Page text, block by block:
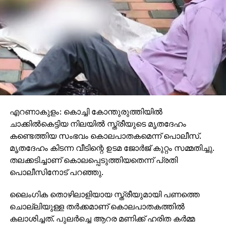
വെറുതെവിട്ടിരിക്കുന്നു. ഡല്‍ഹി സ്‌ഫോടനക്കേസുമായി
ബന്ധപ്പെട്ട് അന്വേഷണ ഏജന്‍സികള്‍ നല്‍കുന്ന
വിവരങ്ങള്‍ വായിച്ചും വിശകലനം ചെയതും രാജ്യത്തെ
മാധ്യമങ്ങള്‍ കുളം കലക്കിക്കൊണ്ടിരിക്കുമ്പോഴാണ് മുന്‍
പറഞ്ഞ വാര്‍ത്തയും നമ്മള്‍ വായിക്കുന്നത്. ഒരു
കോലാഹലവും ഇല്ലാതെ ആ വാര്‍ത്ത വന്ന വഴിക്കു
തന്നെ അപ്രത്യക്ഷമായി. ഡല്‍ഹി സ്‌ഫോടനത്തിനു
പിന്നില്‍ കശ്മീരില്‍ നിന്നുള്ള ഡോക്ടര്‍മാര്‍ എന്ന
മുസ്ലിംകളായ ഡോക്ടര്‍മാരെ മുഴുവന്‍ ഭീകരന്മാരാകാന്‍
സാധ്യതയുള്ളവരായി കരുതണമെന്ന വാദവുമായി ഒരു
മലയാളം ടി.വി ചാനല്‍ രംഗത്തെത്തിയതിനു നമ്മള്‍
സാക്ഷിയായി.
ഗാസിയബാദ് സ്‌ഫോടാനേക്കസു പോലെ
കേസുകള്‍ നമ്മുടെ മുമ്പാകെയുണ്ട്. കൊല്ലിച്ചവര്‍
അവര്‍ക്ക് വേണ്ട ഫലം കൊയ്യുകയും കൊല്ലപ്പെട്ടവര്‍
എന്തിനെന്നറിയാതെ മരിച്ചു വീഴുകയും ചെയ്ത,
എറണാകുളം: കൊച്ചി കോന്തുരുത്തിയില്‍
ചാക്കില്‍കെട്ടിയ നിലയില്‍ സ്ത്രീയുടെ മൃതദേഹം
കണ്ടെത്തിയ സംഭവം കൊലപാതകമെന്ന് പൊലീസ്.
മൃതദേഹം കിടന്ന വീടിന്റെ ഉടമ ജോര്‍ജ് കുറ്റം സമ്മതിച്ചു.
തലക്കടിച്ചാണ് കൊലപ്പെടുത്തിയതെന്ന് പ്രതി
പൊലീസിനോട് പറഞ്ഞു.
ലൈംഗിക തൊഴിലാളിയായ സ്ത്രീയുമായി പണത്തെ
ചൊല്ലിയുള്ള തര്‍ക്കമാണ് കൊലപാതകത്തില്‍
കലാശിച്ചത്. പുലര്‍ച്ചെ ആറര മണിക്ക് ഹരിത കര്‍മ്മ